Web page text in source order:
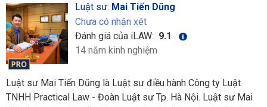
Luật sư: Mai Tiến Dũng
Chưa có nhận xét
Đánh giá của iLAW: 9.1
14 năm kinh nghiệm
Luật sư Mai Tiến Dũng là Luật sư điều hành Công ty Luật
TNHH Practical Law - Đoàn Luật sư Tp. Hà Nội. Luật sư Mai